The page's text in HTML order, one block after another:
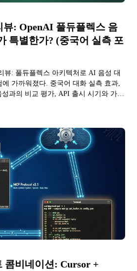
뷰: OpenAI 풀듀플렉스 음
특별한가? (중국어 실측 포
뷰: 풀듀플렉스 아키텍처로 AI 음성 대
가까워졌다. 중국어 대화 실측 효과,
과의 비교 평가, API 출시 시기와 가격
콤비네이션: Cursor +